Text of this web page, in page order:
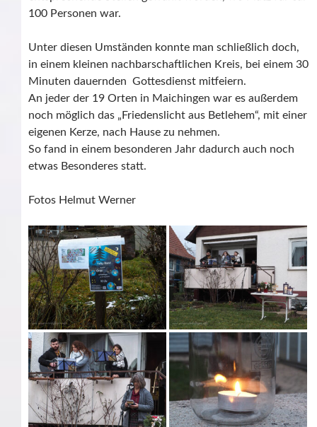
100 Personen war.
Unter diesen Umständen konnte man schließlich doch,
in einem kleinen nachbarschaftlichen Kreis, bei einem 30
Minuten dauernden Gottesdienst mitfeiern.
An jeder der 19 Orten in Maichingen war es außerdem
noch möglich das „Friedenslicht aus Betlehem“, mit einer
eigenen Kerze, nach Hause zu nehmen.
So fand in einem besonderen Jahr dadurch auch noch
etwas Besonderes statt.
Fotos Helmut Werner